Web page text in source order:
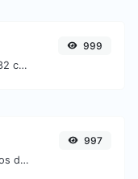
Generate an MD5 hash of 32 characters length for any string input.
999
Converta facilmente arquivos de imagem WEBP para BMP.
997